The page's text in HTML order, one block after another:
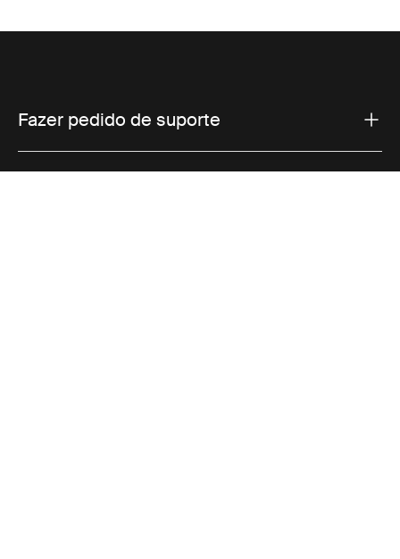
Fazer pedido de suporte